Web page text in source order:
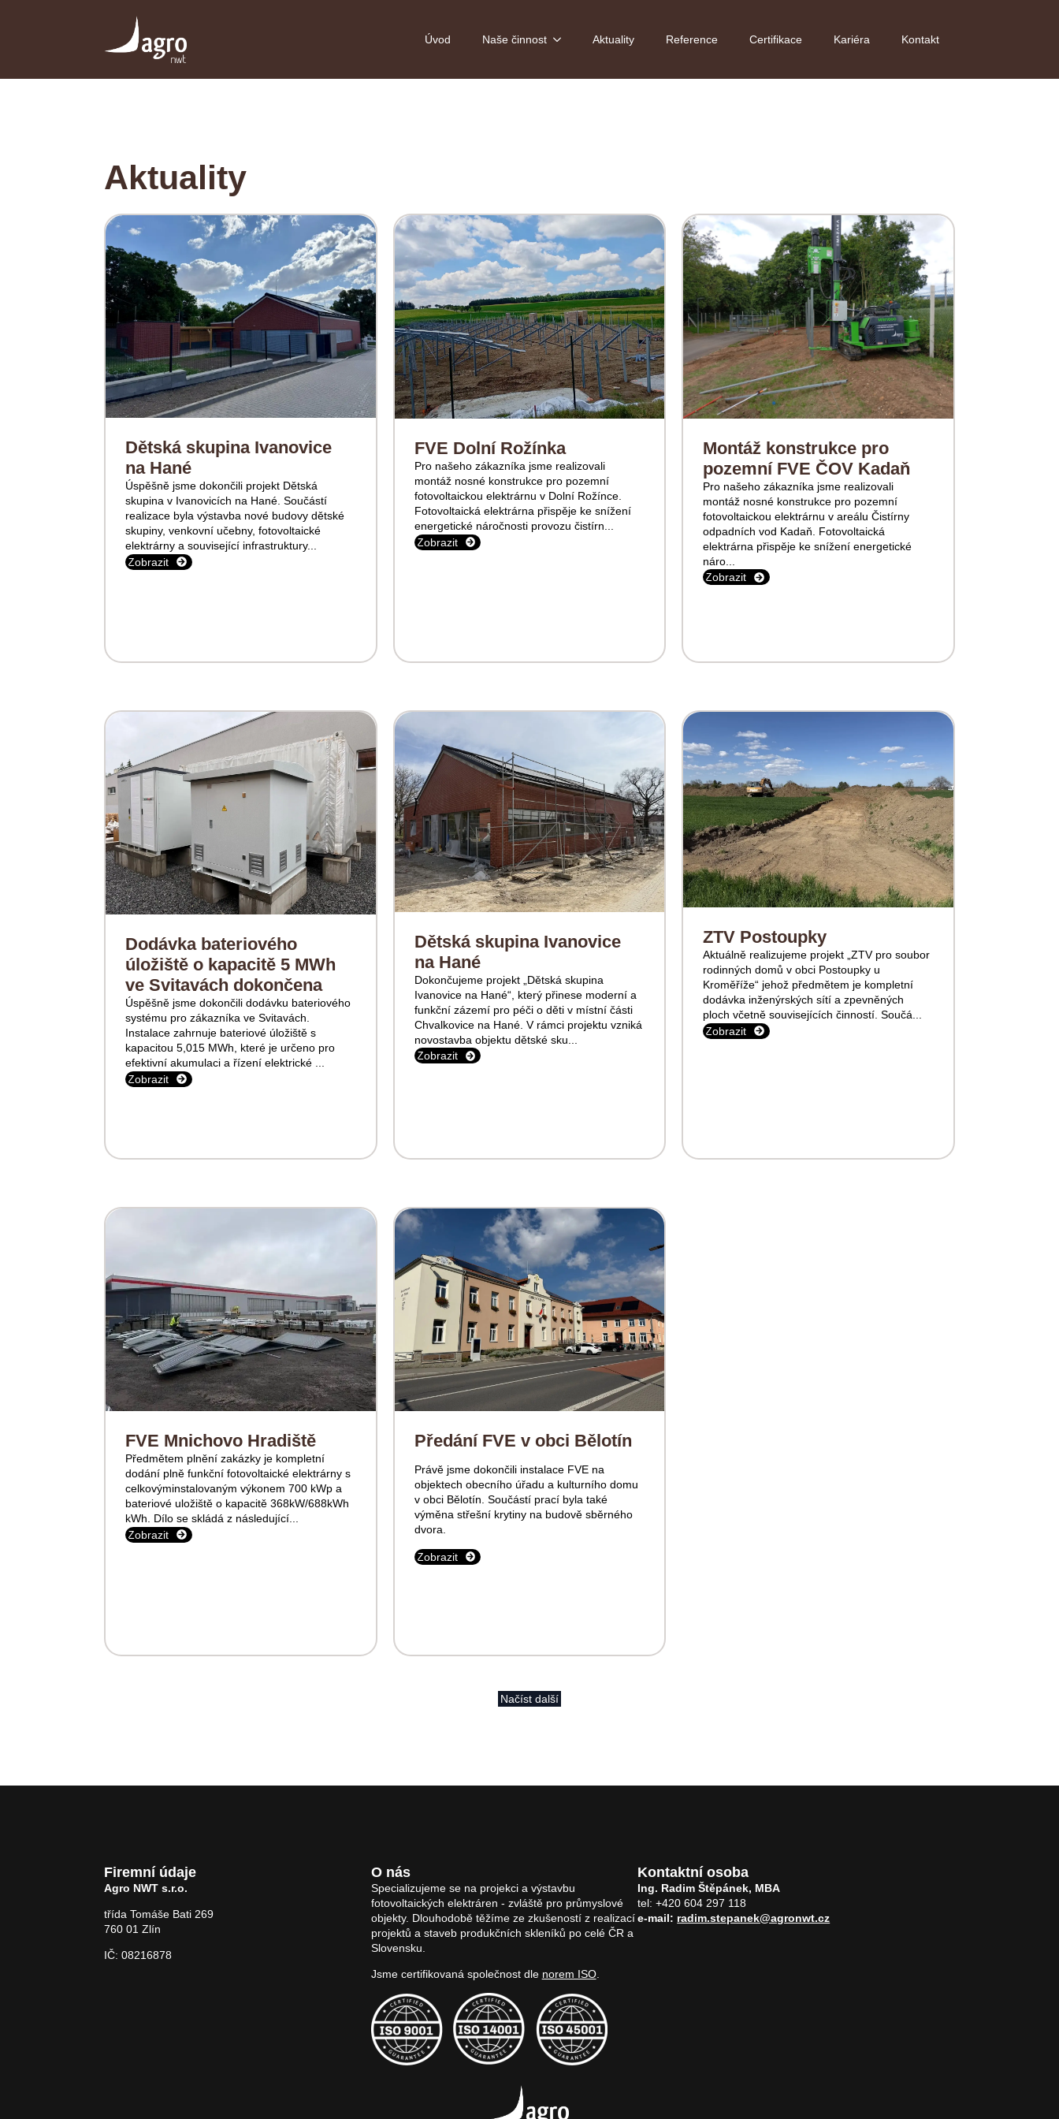
Úvod Naše činnost Aktuality Reference Certifikace Kariéra Kontakt
Aktuality
Dětská skupina Ivanovice
na Hané
Úspěšně jsme dokončili projekt Dětská
skupina v Ivanovicích na Hané. Součástí
realizace byla výstavba nové budovy dětské
skupiny, venkovní učebny, fotovoltaické
elektrárny a související infrastruktury...
Zobrazit
FVE Dolní Rožínka
Pro našeho zákazníka jsme realizovali
montáž nosné konstrukce pro pozemní
fotovoltaickou elektrárnu v Dolní Rožínce.
Fotovoltaická elektrárna přispěje ke snížení
energetické náročnosti provozu čistírn...
Zobrazit
Montáž konstrukce pro
pozemní FVE ČOV Kadaň
Pro našeho zákazníka jsme realizovali
montáž nosné konstrukce pro pozemní
fotovoltaickou elektrárnu v areálu Čistírny
odpadních vod Kadaň. Fotovoltaická
elektrárna přispěje ke snížení energetické
náro...
Zobrazit
Dodávka bateriového
úložiště o kapacitě 5 MWh
ve Svitavách dokončena
Úspěšně jsme dokončili dodávku bateriového
systému pro zákazníka ve Svitavách.
Instalace zahrnuje bateriové úložiště s
kapacitou 5,015 MWh, které je určeno pro
efektivní akumulaci a řízení elektrické ...
Zobrazit
Dětská skupina Ivanovice
na Hané
Dokončujeme projekt „Dětská skupina
Ivanovice na Hané“, který přinese moderní a
funkční zázemí pro péči o děti v místní části
Chvalkovice na Hané. V rámci projektu vzniká
novostavba objektu dětské sku...
Zobrazit
ZTV Postoupky
Aktuálně realizujeme projekt „ZTV pro soubor
rodinných domů v obci Postoupky u
Kroměříže“ jehož předmětem je kompletní
dodávka inženýrských sítí a zpevněných
ploch včetně souvisejících činností. Součá...
Zobrazit
FVE Mnichovo Hradiště
Předmětem plnění zakázky je kompletní
dodání plně funkční fotovoltaické elektrárny s
celkovýminstalovaným výkonem 700 kWp a
bateriové uložiště o kapacitě 368kW/688kWh
kWh. Dílo se skládá z následující...
Zobrazit
Předání FVE v obci Bělotín
Právě jsme dokončili instalace FVE na
objektech obecního úřadu a kulturního domu
v obci Bělotín. Součástí prací byla také
výměna střešní krytiny na budově sběrného
dvora.
Zobrazit
Načíst další
Firemní údaje
Agro NWT s.r.o.
třída Tomáše Bati 269
760 01 Zlín
IČ: 08216878
O nás
Specializujeme se na projekci a výstavbu
fotovoltaických elektráren - zvláště pro průmyslové
objekty. Dlouhodobě těžíme ze zkušeností z realizací
projektů a staveb produkčních skleníků po celé ČR a
Slovensku.
Jsme certifikovaná společnost dle norem ISO.
Kontaktní osoba
Ing. Radim Štěpánek, MBA
tel: +420 604 297 118
e-mail: radim.stepanek@agronwt.cz